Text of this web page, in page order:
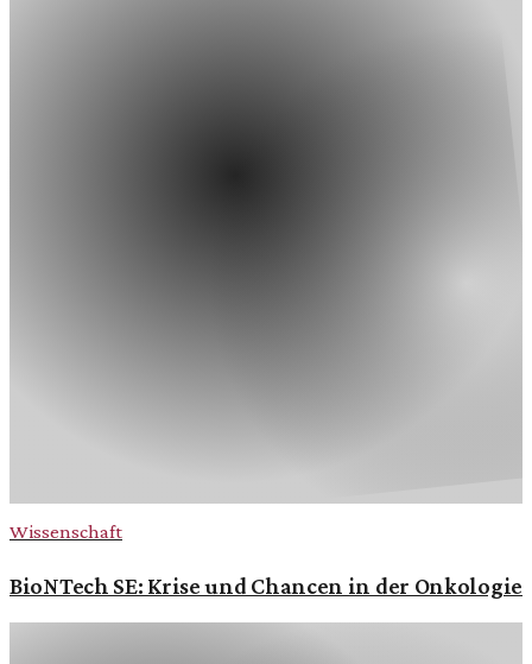
Wissenschaft
BioNTech SE: Krise und Chancen in der Onkologie